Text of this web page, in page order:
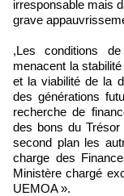
irresponsable mais
grave
,Les conditions
menacent la
et la viabilité de la
des générations
recherche de
des bons du
second plan les
charge des
Ministère chargé
UEMOA ».